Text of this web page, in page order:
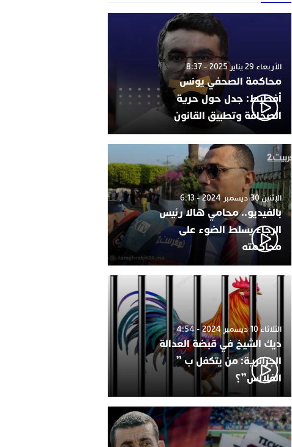
الأربعاء 29 يناير 2025 - 8:37
محاكمة الصحفي يونس
أفطيط: جدل حول حرية
الصحافة وتطبيق القانون
الإثنين 30 ديسمبر 2024 - 6:13
بالفيديو.. محامي هالا رئيس
الرجاء يسلط الضوء على
محاكمته
الثلاثاء 10 ديسمبر 2024 - 4:54
ديك الشيخ في قبضة العدالة
الجزائرية: من يتكفل ب ”
الفلالس”؟